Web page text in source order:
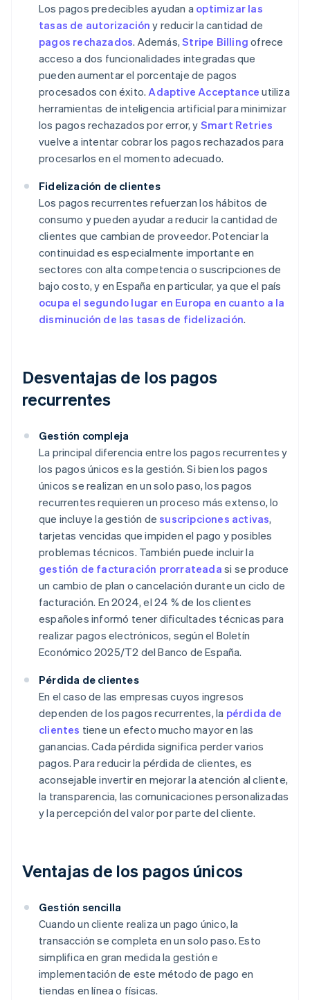
Los pagos predecibles ayudan a optimizar las
tasas de autorización y reducir la cantidad de
pagos rechazados. Además,Stripe Billing ofrece
acceso a dos funcionalidades integradas que
pueden aumentar el porcentaje de pagos
procesados con éxito.Adaptive Acceptance utiliza
herramientas de inteligencia artificial para minimizar
los pagos rechazados por error, y Smart Retries
vuelve a intentar cobrar los pagos rechazados para
procesarlos en el momento adecuado.
Fidelización de clientes
Los pagos recurrentes refuerzan los hábitos de
consumo y pueden ayudar a reducir la cantidad de
clientes que cambian de proveedor. Potenciar la
continuidad es especialmente importante en
sectores con alta competencia o suscripciones de
bajo costo, y en España en particular, ya que el país
ocupa el segundo lugar en Europa en cuanto a la
disminución de las tasas de fidelización.
Desventajas de los pagos
recurrentes
Gestión compleja
La principal diferencia entre los pagos recurrentes y
los pagos únicos es la gestión. Si bien los pagos
únicos se realizan en un solo paso, los pagos
recurrentes requieren un proceso más extenso, lo
que incluye la gestión desuscripciones activas,
tarjetas vencidas que impiden el pago y posibles
problemas técnicos. También puede incluir la
gestión de facturación prorrateada si se produce
un cambio de plan o cancelación durante un ciclo de
facturación. En 2024, el 24 % de los clientes
españoles informó tener dificultades técnicas para
realizar pagos electrónicos, según el Boletín
Económico 2025/T2 del Banco de España.
Pérdida de clientes
En el caso de las empresas cuyos ingresos
dependen de los pagos recurrentes, la pérdida de
clientes tiene un efecto mucho mayor en las
ganancias. Cada pérdida significa perder varios
pagos. Para reducir la pérdida de clientes, es
aconsejable invertir en mejorar la atención al cliente,
la transparencia, las comunicaciones personalizadas
y la percepción del valor por parte del cliente.
Ventajas de los pagos únicos
Gestión sencilla
Cuando un cliente realiza un pago único, la
transacción se completa en un solo paso. Esto
simplifica en gran medida la gestión e
implementación de este método de pago en
tiendas en línea o físicas.